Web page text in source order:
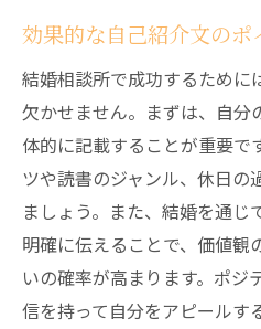
効果的な自己紹介文のポ
結婚相談所で成功するために
欠かせません。まずは、自分
体的に記載することが重要で
ツや読書のジャンル、休日の
ましょう。また、結婚を通じ
明確に伝えることで、価値観
いの確率が高まります。ポジ
信を持って自分をアピールす